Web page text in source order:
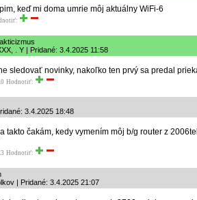
keď mi doma umrie môj aktuálny WiFi-6
. Y | Pridané: 3.4.2025 11:58
sledovať novinky, nakoľko ten prvý sa predal
Hodnotiť:
3.4.2025 18:48
takto čakám, kedy vymením môj b/g router z
Hodnotiť:
| Pridané: 3.4.2025 21:07